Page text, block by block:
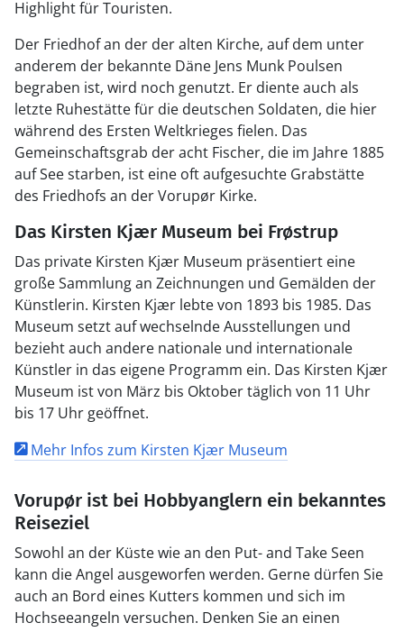
Highlight für Touristen.
Der Friedhof an der der alten Kirche, auf dem unter
anderem der bekannte Däne Jens Munk Poulsen
begraben ist, wird noch genutzt. Er diente auch als
letzte Ruhestätte für die deutschen Soldaten, die hier
während des Ersten Weltkrieges fielen. Das
Gemeinschaftsgrab der acht Fischer, die im Jahre 1885
auf See starben, ist eine oft aufgesuchte Grabstätte
des Friedhofs an der Vorupør Kirke.
Das Kirsten Kjær Museum bei Frøstrup
Das private Kirsten Kjær Museum präsentiert eine
große Sammlung an Zeichnungen und Gemälden der
Künstlerin. Kirsten Kjær lebte von 1893 bis 1985. Das
Museum setzt auf wechselnde Ausstellungen und
bezieht auch andere nationale und internationale
Künstler in das eigene Programm ein. Das Kirsten Kjær
Museum ist von März bis Oktober täglich von 11 Uhr
bis 17 Uhr geöffnet.
Mehr Infos zum Kirsten Kjær Museum
Vorupør ist bei Hobbyanglern ein bekanntes
Reiseziel
Sowohl an der Küste wie an den Put- and Take Seen
kann die Angel ausgeworfen werden. Gerne dürfen Sie
auch an Bord eines Kutters kommen und sich im
Hochseeangeln versuchen. Denken Sie an einen